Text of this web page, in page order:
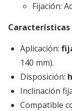
Fijación:
Características
Aplicación:
140 mm).
Disposición:
Inclinación
Compatible